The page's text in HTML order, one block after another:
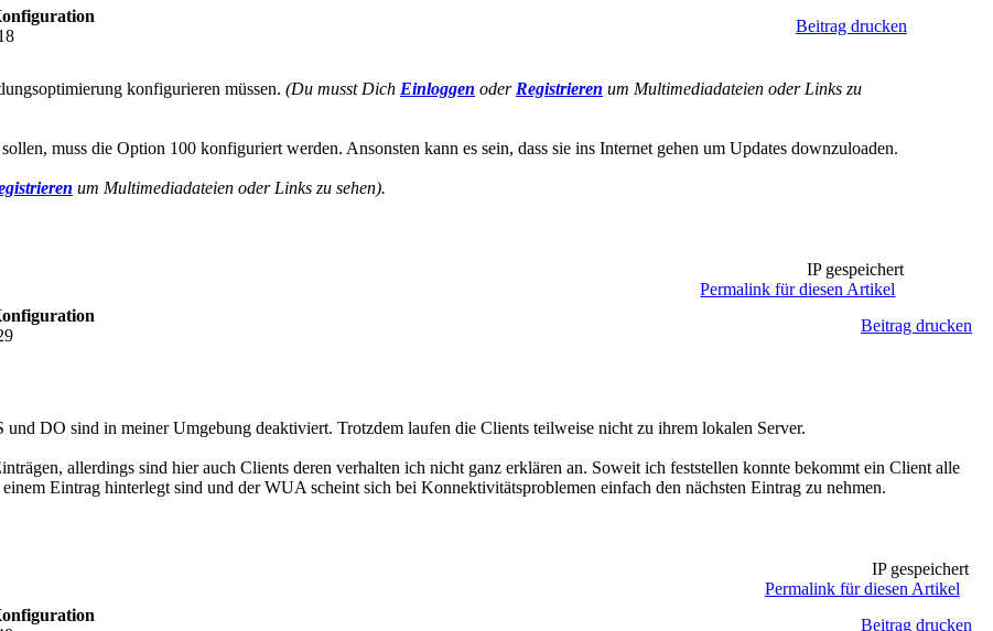
Beitrag drucken
konfigurieren müssen. (Du musst Dich Einloggen oder Registrieren um Multimediadateien oder Links zu
muss die Option 100 konfiguriert werden. Ansonsten kann es sein, dass sie ins Internet gehen um Updates downzuloaden.
um Multimediadateien oder Links zu sehen).
IP gespeichert
Permalink für diesen Artikel
Beitrag drucken
DO sind in meiner Umgebung deaktiviert. Trotzdem laufen die Clients teilweise nicht zu ihrem lokalen Server.
allerdings sind hier auch Clients deren verhalten ich nicht ganz erklären an. Soweit ich feststellen konnte bekommt ein Client alle
Eintrag hinterlegt sind und der WUA scheint sich bei Konnektivitätsproblemen einfach den nächsten Eintrag zu nehmen.
IP gespeichert
Permalink für diesen Artikel
Beitrag drucken